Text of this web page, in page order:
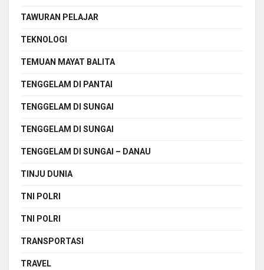
TAWURAN PELAJAR
TEKNOLOGI
TEMUAN MAYAT BALITA
TENGGELAM DI PANTAI
TENGGELAM DI SUNGAI
TENGGELAM DI SUNGAI
TENGGELAM DI SUNGAI – DANAU
TINJU DUNIA
TNI POLRI
TNI POLRI
TRANSPORTASI
TRAVEL